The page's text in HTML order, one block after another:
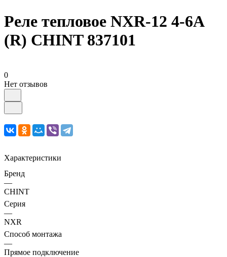
Реле тепловое NXR-12 4-6А
(R) CHINT 837101
0
Нет отзывов
Характеристики
Бренд
—
CHINT
Серия
—
NXR
Способ монтажа
—
Прямое подключение